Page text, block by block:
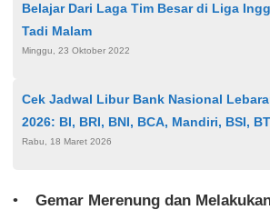
Belajar Dari Laga Tim Besar di Liga
Tadi Malam
Minggu, 23 Oktober 2022
Cek Jadwal Libur Bank Nasional
2026: BI, BRI, BNI, BCA, Mandiri, BSI,
Sesuaikan Layanan
Rabu, 18 Maret 2026
Gemar Merenung dan